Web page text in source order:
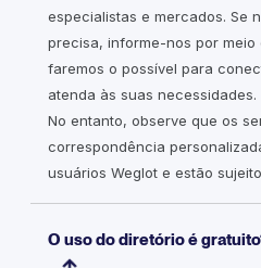
especialistas e mercados. Se
precisa, informe-nos por
faremos o possível para
atenda às suas necessidades.
No entanto, observe que os
correspondência
usuários Weglot e estão
O uso do diretório é